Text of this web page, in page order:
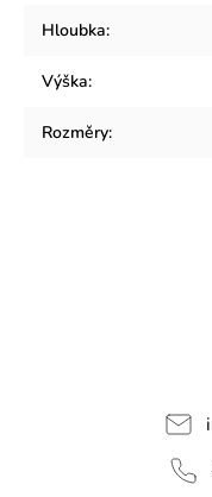
Hloubka:
Výška:
Rozměry: